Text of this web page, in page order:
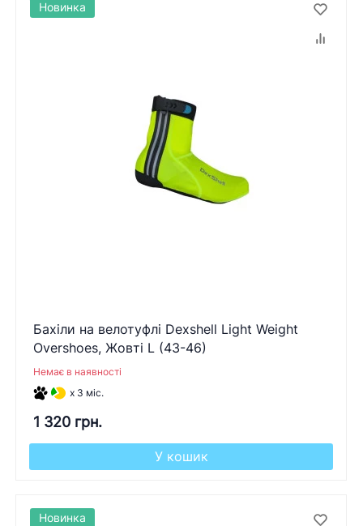
Бахіли на велотуфлі Dexshell Light Weight
Overshoes, Жовті L (43-46)
Немає в наявності
x 3 міс.
1 320 грн.
У кошик
Новинка
Новинка